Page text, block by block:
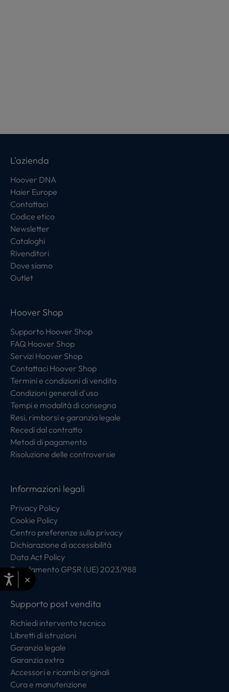
L'azienda
Hoover DNA
Haier Europe
Contattaci
Codice etico
Newsletter
Cataloghi
Rivenditori
Dove siamo
Outlet
Hoover Shop
Supporto Hoover Shop
FAQ Hoover Shop
Servizi Hoover Shop
Contattaci Hoover Shop
Termini e condizioni di vendita
Condizioni generali d'uso
Tempi e modalità di consegna
Resi, rimborsi e garanzia legale
Recedi dal contratto
Metodi di pagamento
Risoluzione delle controversie
Informazioni legali
Privacy Policy
Cookie Policy
Centro preferenze sulla privacy
Dichiarazione di accessibilità
Data Act Policy
Regolamento GPSR (UE) 2023/988
Supporto post vendita
Richiedi intervento tecnico
Libretti di istruzioni
Garanzia legale
Garanzia extra
Accessori e ricambi originali
Cura e manutenzione
×